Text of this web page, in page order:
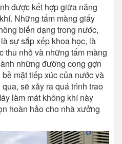
được kết hợp giữa năng
Những tấm màng giấy
biến dạng trong nước,
sự sắp xếp khoa học, là
thu nhỏ và những tấm màng
những đường cong gợn
mặt tiếp xúc của nước và
sẽ xảy ra quá trình trao
làm mát không khí này
hoàn hảo cho nhà xưởng